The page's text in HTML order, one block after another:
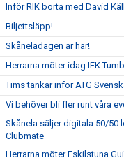
Inför RIK borta med David
Biljettsläpp!
Skåneladagen är här!
Herrarna möter idag IFK
Tims tankar inför ATG
Vi behöver bli fler runt våra
Skånela säljer digitala 50/50
Clubmate
Herrarna möter Eskilstuna